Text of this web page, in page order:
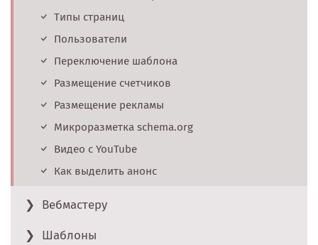
Типы страниц
Пользователи
Переключение шаблона
Размещение счетчиков
Размещение рекламы
Микроразметка schema.org
Видео с YouTube
Как выделить анонс
Вебмастеру
Шаблоны